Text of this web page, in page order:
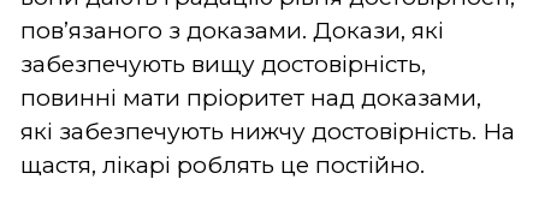
пов’язаного з доказами. Докази, які
забезпечують вищу достовірність,
повинні мати пріоритет над доказами,
які забезпечують нижчу достовірність. На
щастя, лікарі роблять це постійно.